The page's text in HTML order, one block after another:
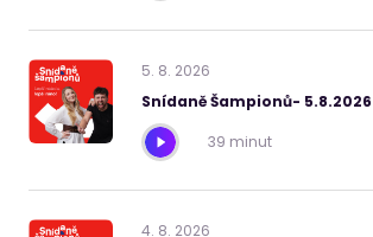
5. 8. 2026
Snídaně Šampionů- 5.8.2026
39 minut
4. 8. 2026